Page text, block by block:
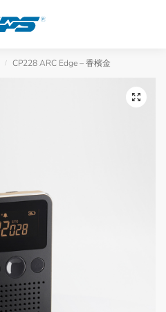
/ CP228 ARC Edge – 香檳金